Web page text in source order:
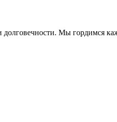
долговечности. Мы гордимся